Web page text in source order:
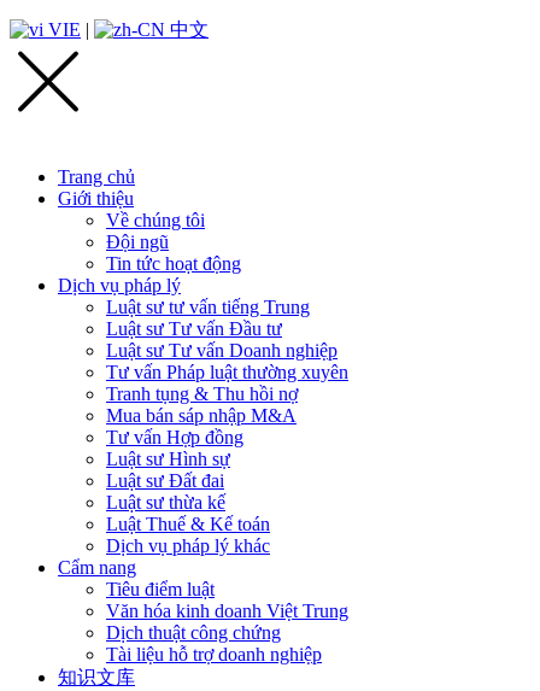
VIE | 中文
Trang chủ
Giới thiệu
Về chúng tôi
Đội ngũ
Tin tức hoạt động
Dịch vụ pháp lý
Luật sư tư vấn tiếng Trung
Luật sư Tư vấn Đầu tư
Luật sư Tư vấn Doanh nghiệp
Tư vấn Pháp luật thường xuyên
Tranh tụng & Thu hồi nợ
Mua bán sáp nhập M&A
Tư vấn Hợp đồng
Luật sư Hình sự
Luật sư Đất đai
Luật sư thừa kế
Luật Thuế & Kế toán
Dịch vụ pháp lý khác
Cẩm nang
Tiêu điểm luật
Văn hóa kinh doanh Việt Trung
Dịch thuật công chứng
Tài liệu hỗ trợ doanh nghiệp
知识文库